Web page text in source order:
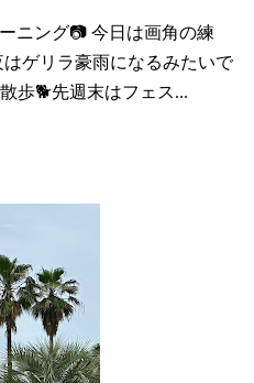
ニング📷 今日は画角の練
ゲリラ豪雨になるみたいで
歩🐕先週末はフェス...